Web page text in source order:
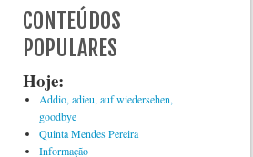
CONTEÚDOS
POPULARES
Hoje:
Addio, adieu, auf wiedersehen,
goodbye
Quinta Mendes Pereira
Informação